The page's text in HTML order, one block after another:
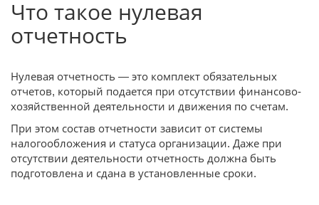
Что такое нулевая
отчетность
Нулевая отчетность — это комплект обязательных
отчетов, который подается при отсутствии финансово-
хозяйственной деятельности и движения по счетам.
При этом состав отчетности зависит от системы
налогообложения и статуса организации. Даже при
отсутствии деятельности отчетность должна быть
подготовлена и сдана в установленные сроки.